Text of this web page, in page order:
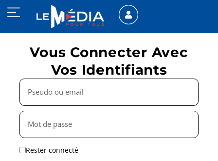
Vous Connecter Avec
Vos Identifiants
Rester connecté